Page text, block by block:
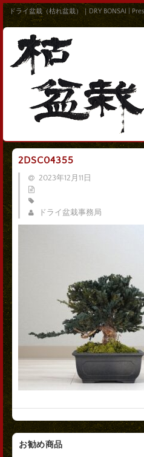
ドライ盆栽（枯れ盆栽）｜DRY BONSAI |
2DSC04355
2023年12月11日
ドライ盆栽事務局
お勧め商品